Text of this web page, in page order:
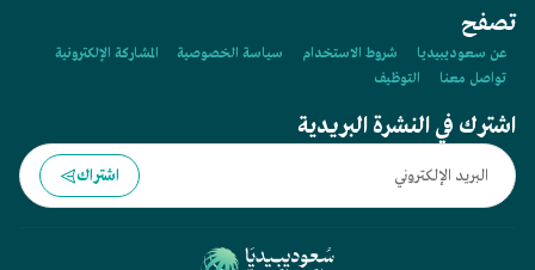
تصفح
عن سعوديبيديا شروط الاستخدام سياسة الخصوصية
المشاركة الإلكترونية
تواصل معنا
التوظيف
اشترك في النشرة البريدية
اشتراك